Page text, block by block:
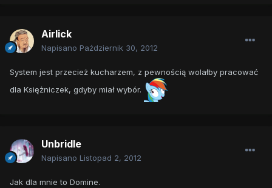
Airlick
Napisano Październik 30, 2012
System jest przecież kucharzem, z pewnością wolałby pracować
dla Księżniczek, gdyby miał wybór.
Unbridle
Napisano Listopad 2, 2012
Jak dla mnie to Domine.